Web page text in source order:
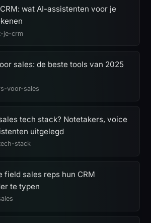
wat AI-assistenten voor je
je-crm
sales: de beste tools van 2025
voor-sales
tech stack? Notetakers, voice
uitgelegd
stack
field sales reps hun CRM
te typen